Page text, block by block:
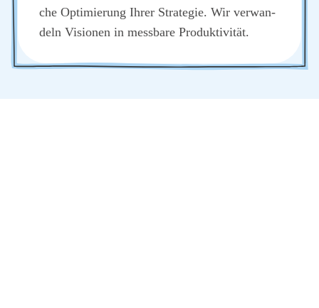
che Opti­mie­rung Ihrer Stra­te­gie. Wir ver­wan­
deln Visio­nen in mess­ba­re Pro­duk­ti­vi­tät.